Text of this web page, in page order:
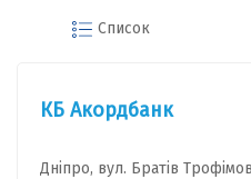
Список
КБ Акордбанк
Дніпро, вул. Братів